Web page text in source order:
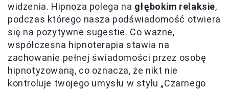
widzenia. Hipnoza polega na głębokim relaksie,
podczas którego nasza podświadomość otwiera
się na pozytywne sugestie. Co ważne,
współczesna hipnoterapia stawia na
zachowanie pełnej świadomości przez osobę
hipnotyzowaną, co oznacza, że nikt nie
kontroluje twojego umysłu w stylu „Czarnego